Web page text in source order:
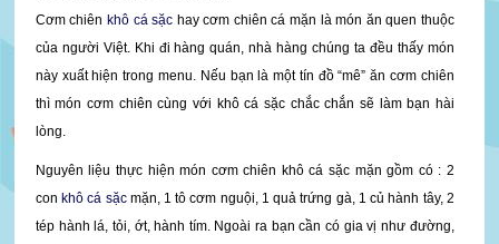
Cơm chiên khô cá sặc hay cơm chiên cá mặn là món ăn quen thuộc
của người Việt. Khi đi hàng quán, nhà hàng chúng ta đều thấy món
này xuất hiện trong menu. Nếu bạn là một tín đồ “mê” ăn cơm chiên
thì món cơm chiên cùng với khô cá sặc chắc chắn sẽ làm bạn hài
lòng.
Nguyên liệu thực hiện món cơm chiên khô cá sặc mặn gồm có : 2
conkhô cá sặcmặn, 1 tô cơm nguội, 1 quả trứng gà, 1 củ hành tây, 2
tép hành lá, tỏi, ớt, hành tím. Ngoài ra bạn cần có gia vị như đường,